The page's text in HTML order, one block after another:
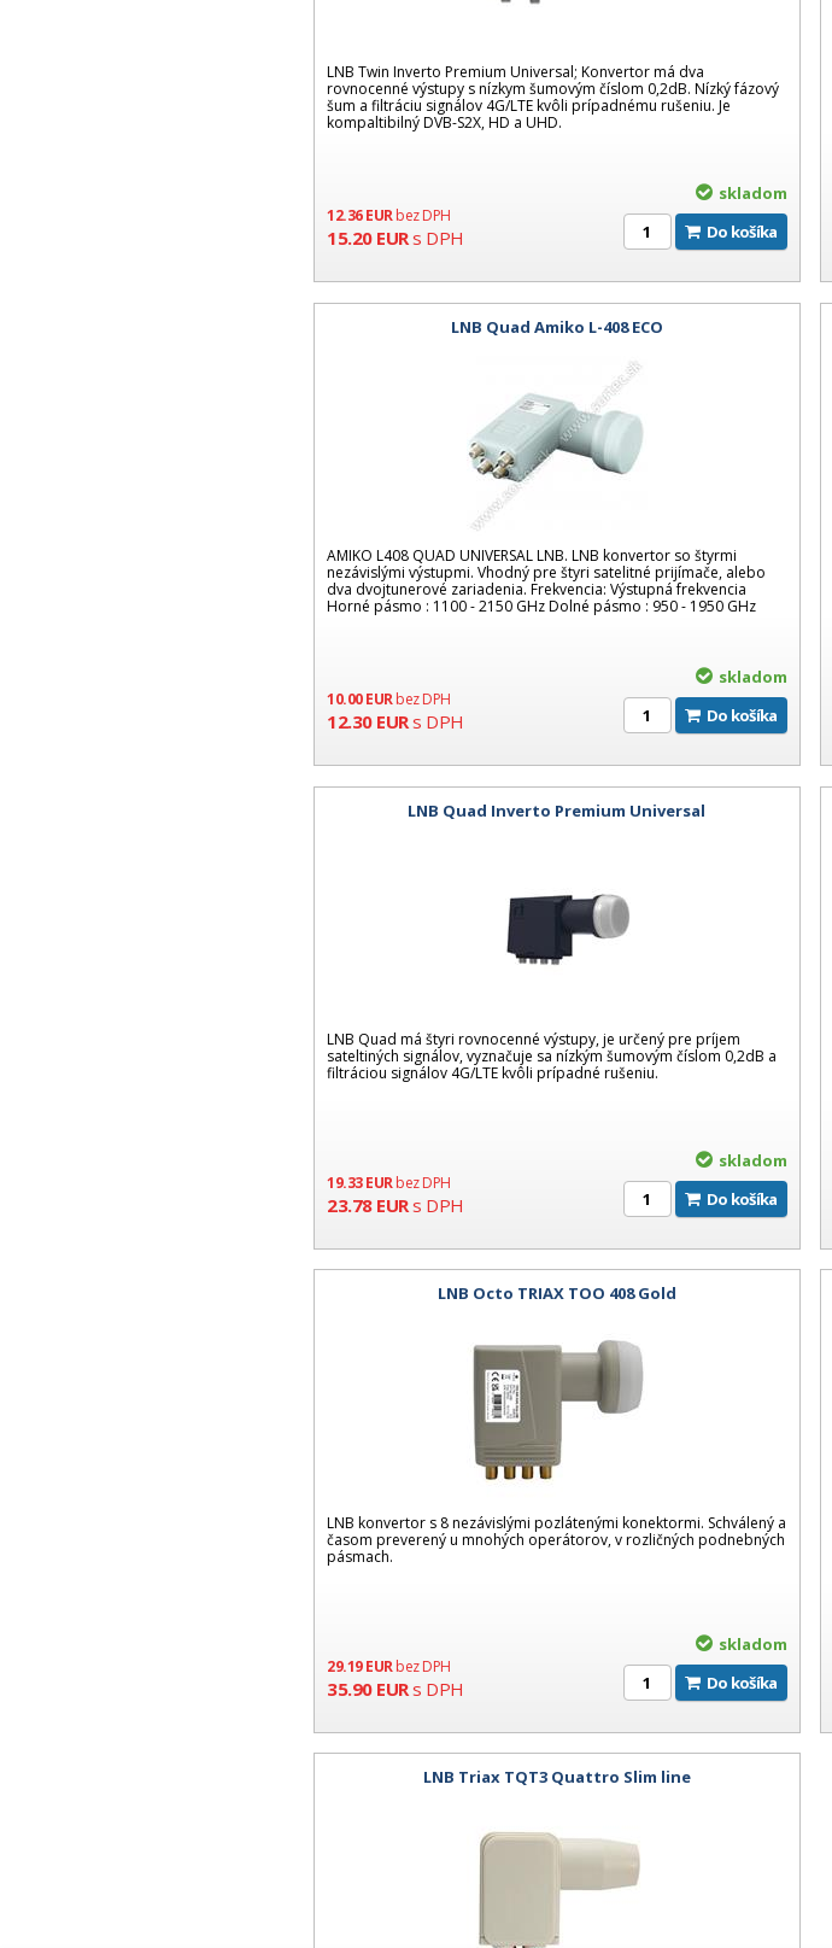
LNB Twin Inverto Premium Universal; Konvertor má dva
rovnocenné výstupy s nízkym šumovým číslom 0,2dB. Nízký fázový
šum a filtráciu signálov 4G/LTE kvôli prípadnému rušeniu. Je
kompaltibilný DVB-S2X, HD a UHD.
skladom
Do košíka
12.36EURbez DPH
15.20EURs DPH
LNB Quad Amiko L-408 ECO
AMIKO L408 QUAD UNIVERSAL LNB. LNB konvertor so štyrmi
nezávislými výstupmi. Vhodný pre štyri satelitné prijímače, alebo
dva dvojtunerové zariadenia. Frekvencia: Výstupná frekvencia
Horné pásmo : 1100 - 2150 GHz Dolné pásmo : 950 - 1950 GHz
skladom
Do košíka
10.00EURbez DPH
12.30EURs DPH
LNB Quad Inverto Premium Universal
LNB Quad má štyri rovnocenné výstupy, je určený pre príjem
sateltiných signálov, vyznačuje sa nízkým šumovým číslom 0,2dB a
filtráciou signálov 4G/LTE kvôli prípadné rušeniu.
skladom
Do košíka
19.33EURbez DPH
23.78EURs DPH
LNB Octo TRIAX TOO 408 Gold
LNB konvertor s 8 nezávislými pozlátenými konektormi. Schválený a
časom preverený u mnohých operátorov, v rozličných podnebných
pásmach.
skladom
Do košíka
29.19EURbez DPH
35.90EURs DPH
LNB Triax TQT3 Quattro Slim line